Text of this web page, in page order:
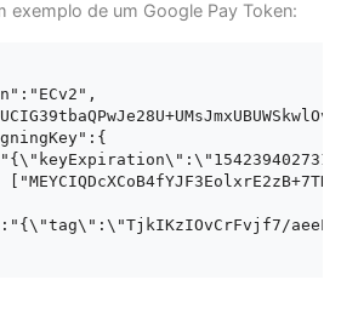
exemplo de um Google Pay Token: